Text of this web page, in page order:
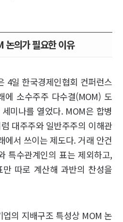
논의가 필요한 이유
4일 한국경제인협회 컨퍼런스
에 소수주주 다수결(MOM) 도
미나를 열었다. MOM은 합병
대주주와 일반주주의 이해관
에서 쓰이는 제도다. 거래 안건
특수관계인의 표는 제외하고,
따로 계산해 과반의 찬성을
의 지배구조 특성상 MOM 논